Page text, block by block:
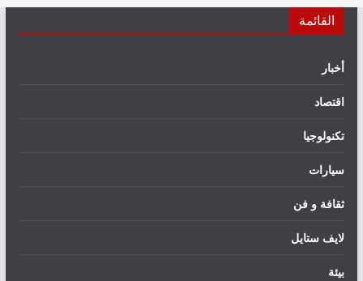
القائمة
أخبار
اقتصاد
تكنولوجيا
سيارات
ثقافة و فن
لايف ستايل
بيئة